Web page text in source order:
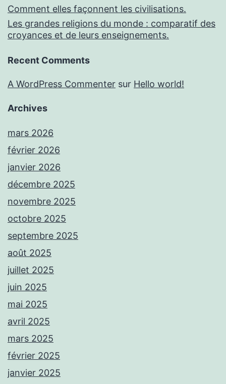
Comment elles façonnent les civilisations.
Les grandes religions du monde : comparatif des
croyances et de leurs enseignements.
Recent Comments
A WordPress Commenter sur Hello world!
Archives
mars 2026
février 2026
janvier 2026
décembre 2025
novembre 2025
octobre 2025
septembre 2025
août 2025
juillet 2025
juin 2025
mai 2025
avril 2025
mars 2025
février 2025
janvier 2025